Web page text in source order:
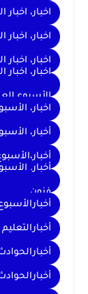
اخبار،
اخبار،
اخبار،
اخبار،
الأسبوع
اخبار،
أخبار،
أخبار.
فنون
أخبارالتعليم